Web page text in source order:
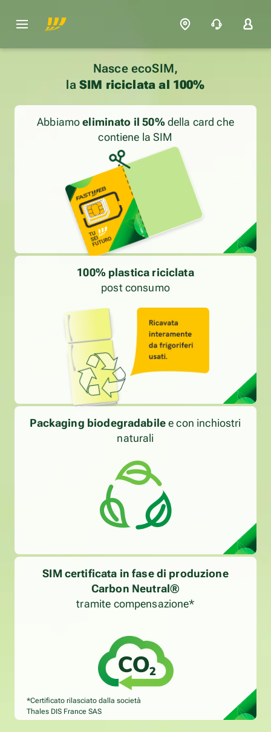
Nasce ecoSIM,
la SIM riciclata al 100%
Abbiamoeliminato il 50% della card che
contiene la SIM
100% plastica riciclata
post consumo
Packaging biodegradabilee con inchiostri
naturali
SIM certificata in fase di produzione
Carbon Neutral®
tramite compensazione*
*Certificato rilasciato dalla società
Thales DIS France SAS